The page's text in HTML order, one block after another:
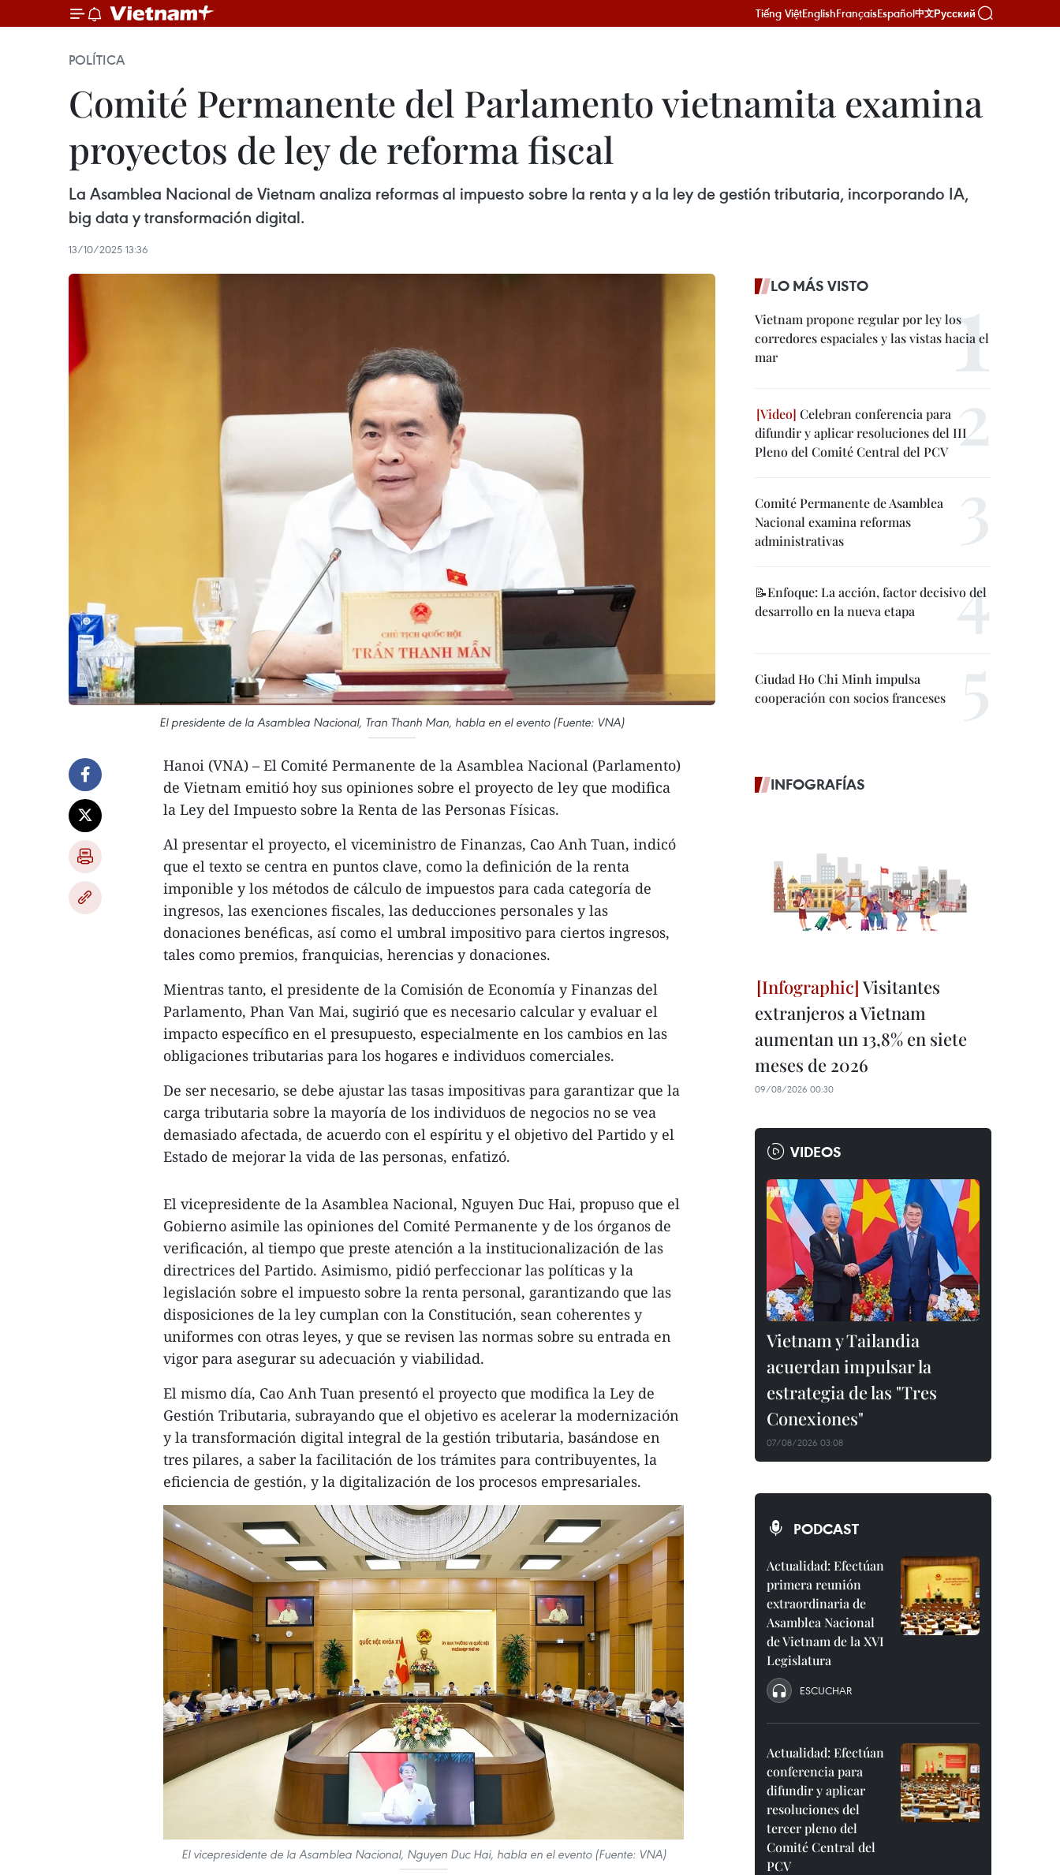
Tiếng ViệtEnglishFrançaisEspañol中文Русский
POLÍTICA
Comité Permanente del Parlamento vietnamita examina
proyectos de ley de reforma fiscal
La Asamblea Nacional de Vietnam analiza reformas al impuesto sobre la renta y a la ley de gestión tributaria, incorporando IA,
big data y transformación digital.
13/10/2025 13:36
El presidente de la Asamblea Nacional, Tran Thanh Man, habla en el evento (Fuente: VNA)
Hanoi (VNA) – El Comité Permanente de la Asamblea Nacional (Parlamento)
de Vietnam emitió hoy sus opiniones sobre el proyecto de ley que modifica
la Ley del Impuesto sobre la Renta de las Personas Físicas.
Al presentar el proyecto, el viceministro de Finanzas, Cao Anh Tuan, indicó
que el texto se centra en puntos clave, como la definición de la renta
imponible y los métodos de cálculo de impuestos para cada categoría de
ingresos, las exenciones fiscales, las deducciones personales y las
donaciones benéficas, así como el umbral impositivo para ciertos ingresos,
tales como premios, franquicias, herencias y donaciones.
Mientras tanto, el presidente de la Comisión de Economía y Finanzas del
Parlamento, Phan Van Mai, sugirió que es necesario calcular y evaluar el
impacto específico en el presupuesto, especialmente en los cambios en las
obligaciones tributarias para los hogares e individuos comerciales.
De ser necesario, se debe ajustar las tasas impositivas para garantizar que la
carga tributaria sobre la mayoría de los individuos de negocios no se vea
demasiado afectada, de acuerdo con el espíritu y el objetivo del Partido y el
Estado de mejorar la vida de las personas, enfatizó.
El vicepresidente de la Asamblea Nacional, Nguyen Duc Hai, propuso que el
Gobierno asimile las opiniones del Comité Permanente y de los órganos de
verificación, al tiempo que preste atención a la institucionalización de las
directrices del Partido. Asimismo, pidió perfeccionar las políticas y la
legislación sobre el impuesto sobre la renta personal, garantizando que las
disposiciones de la ley cumplan con la Constitución, sean coherentes y
uniformes con otras leyes, y que se revisen las normas sobre su entrada en
vigor para asegurar su adecuación y viabilidad.
El mismo día, Cao Anh Tuan presentó el proyecto que modifica la Ley de
Gestión Tributaria, subrayando que el objetivo es acelerar la modernización
y la transformación digital integral de la gestión tributaria, basándose en
tres pilares, a saber la facilitación de los trámites para contribuyentes, la
eficiencia de gestión, y la digitalización de los procesos empresariales.
El vicepresidente de la Asamblea Nacional, Nguyen Duc Hai, habla en el evento (Fuente: VNA)
LO MÁS VISTO
Vietnam propone regular por ley los
corredores espaciales y las vistas hacia el
mar
Celebran conferencia para
difundir y aplicar resoluciones del III
Pleno del Comité Central del PCV
Comité Permanente de Asamblea
Nacional examina reformas
administrativas
📝Enfoque: La acción, factor decisivo del
desarrollo en la nueva etapa
Ciudad Ho Chi Minh impulsa
cooperación con socios franceses
INFOGRAFÍAS
Visitantes
extranjeros a Vietnam
aumentan un 13,8% en siete
meses de 2026
09/08/2026 00:30
VIDEOS
Vietnam y Tailandia
acuerdan impulsar la
estrategia de las "Tres
Conexiones"
07/08/2026 03:08
PODCAST
Actualidad: Efectúan
primera reunión
extraordinaria de
Asamblea Nacional
de Vietnam de la XVI
Legislatura
ESCUCHAR
Actualidad: Efectúan
conferencia para
difundir y aplicar
resoluciones del
tercer pleno del
Comité Central del
PCV